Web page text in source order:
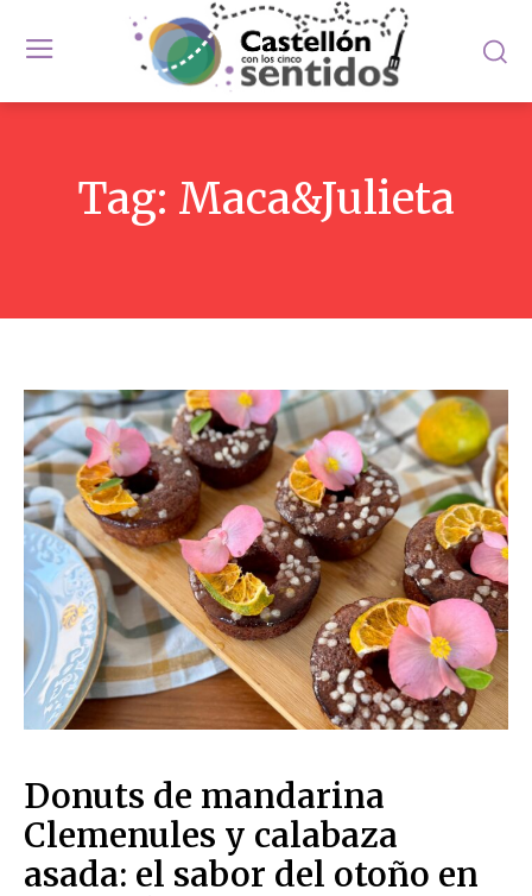
Tag: Maca&Julieta
Donuts de mandarina
Clemenules y calabaza
asada: el sabor del otoño en